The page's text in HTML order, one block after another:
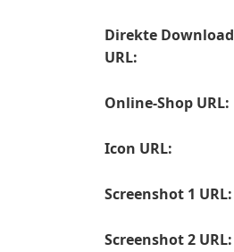
Direkte Download
URL:
Online-Shop URL:
Icon URL:
Screenshot 1 URL:
Screenshot 2 URL: